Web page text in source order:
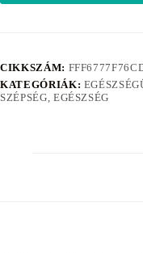
CIKKSZÁM:
KATEGÓRIÁK:
SZÉPSÉG, EGÉSZSÉG